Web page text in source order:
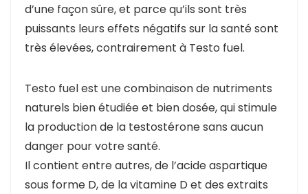
d’une façon sûre, et parce qu’ils sont très
puissants leurs effets négatifs sur la santé sont
très élevées, contrairement à Testo fuel.
Testo fuel est une combinaison de nutriments
naturels bien étudiée et bien dosée, qui stimule
la production de la testostérone sans aucun
danger pour votre santé.
Il contient entre autres, de l’acide aspartique
sous forme D, de la vitamine D et des extraits